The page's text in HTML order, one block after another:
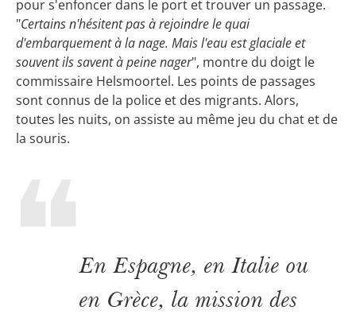
pour s'enfoncer dans le port et trouver un passage.
"Certains n'hésitent pas à rejoindre le quai
d'embarquement à la nage. Mais l'eau est glaciale et
souvent ils savent à peine nager", montre du doigt le
commissaire Helsmoortel. Les points de passages
sont connus de la police et des migrants. Alors,
toutes les nuits, on assiste au même jeu du chat et de
la souris.
En Espagne, en Italie ou
en Grèce, la mission des